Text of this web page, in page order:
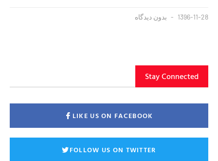
1396-11-28 بدون دیدگاه
Stay Connected
LIKE US ON FACEBOOK
FOLLOW US ON TWITTER